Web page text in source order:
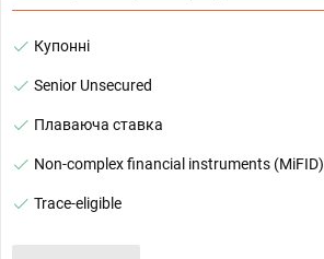
Купонні
Senior Unsecured
Плаваюча ставка
Non-complex financial instruments (MiFID)
Trace-eligible